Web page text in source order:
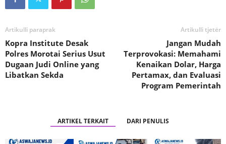
Artikulli paraprak
Kopra Institute Desak
Polres Morotai Serius Usut
Dugaan Judi Online yang
Libatkan Sekda
Artikulli tjetër
Jangan Mudah
Terprovokasi: Memahami
Kenaikan Dolar, Harga
Pertamax, dan Evaluasi
Program Pemerintah
ARTIKEL TERKAIT DARI PENULIS